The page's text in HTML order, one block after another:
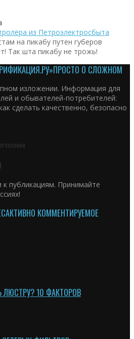
из Петроэлектросбыта
на пикабу путен губеров
Так шта пикабу не трожь!
ПРОСТО О СЛОЖНОМ
изложении. Информация для
и обывателей-потребителей:
сделать качественно, безопасно
публикациям. Принимайте
АКТИВНО КОММЕНТИРУЕМОЕ
10 ФАКТОРОВ